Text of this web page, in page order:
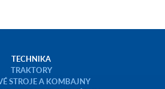
TECHNIKA
TRAKTORY
STROJE A KOMBAJNY